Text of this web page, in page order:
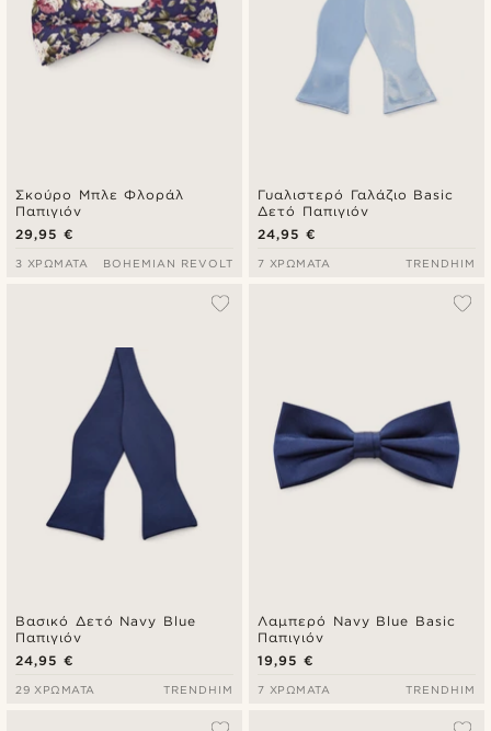
Σκούρο Μπλε Φλοράλ
Παπιγιόν
29,95 €
3 ΧΡΏΜΑΤΑ BOHEMIAN REVOLT
Γυαλιστερό Γαλάζιο Basic
Δετό Παπιγιόν
24,95 €
7 ΧΡΏΜΑΤΑ TRENDHIM
Βασικό Δετό Navy Blue
Παπιγιόν
24,95 €
29 ΧΡΏΜΑΤΑ TRENDHIM
Λαμπερό Navy Blue Basic
Παπιγιόν
19,95 €
7 ΧΡΏΜΑΤΑ TRENDHIM